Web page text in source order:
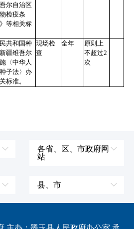
尔自治区
检疫条
等相关标
共和国种
疆维吾尔
〈中华人
子法〉办
标准。
现场检
查
全年
原则上
不超过2
次
各省、区、市政府网
站
县、市
皮山县